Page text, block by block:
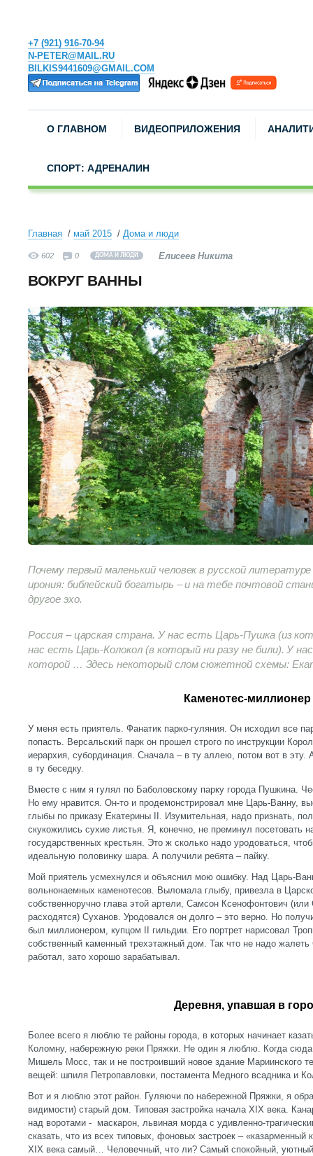
+7 (921) 916-70-94
N-PETER@MAIL.RU
BILKIS9441609@GMAIL.COM
О ГЛАВНОМ ВИДЕОПРИЛОЖЕНИЯ
СПОРТ: АДРЕНАЛИН
Главная май 2015 Дома и люди
602 0 ДОМА И ЛЮДИ Елисеев Никита
ВОКРУГ ВАННЫ
Почему первый маленький человек в русской
ирония: библейский богатырь – и на тебе почтовой
другое эхо.
Россия – царская страна. У нас есть Царь-Пушка (из
нас есть Царь-Колокол (в который ни разу не били). У
которой … Здесь некоторый слом сюжетной схемы:
Каменотес-миллионер
У меня есть приятель. Фанатик парко-гуляния. Он исходил все
попасть. Версальский парк он прошел строго по инструкции
иерархия, субординация. Сначала – в ту аллею, потом вот в эту.
в ту беседку.
Вместе с ним я гулял по Баболовскому парку города Пушкина.
Но ему нравится. Он-то и продемонстрировал мне Царь-Ванну,
глыбы по приказу Екатерины II. Изумительная, надо признать,
скукожились сухие листья. Я, конечно, не преминул посетовать
государственных крестьян. Это ж сколько надо уродоваться,
идеальную половинку шара. А получили ребята – пайку.
Мой приятель усмехнулся и объяснил мою ошибку. Над Царь-
вольнонаемных каменотесов. Выломала глыбу, привезла в
собственноручно глава этой артели, Самсон Ксенофонтович
расходятся) Суханов. Уродовался он долго – это верно. Но
был миллионером, купцом II гильдии. Его портрет нарисовал
собственный каменный трехэтажный дом. Так что не надо
работал, зато хорошо зарабатывал.
Деревня, упавшая в
Более всего я люблю те районы города, в которых начинает
Коломну, набережную реки Пряжки. Не один я люблю. Когда сюда
Мишель Мосс, так и не построивший новое здание Мариинского
вещей: шпиля Петропавловки, постамента Медного всадника и
Вот и я люблю этот район. Гуляючи по набережной Пряжки, я
видимости) старый дом. Типовая застройка начала XIX века.
над воротами - маскарон, львиная морда с удивленно-
сказать, что из всех типовых, фоновых застроек – «казарменный
XIX века самый… Человечный, что ли? Самый спокойный,